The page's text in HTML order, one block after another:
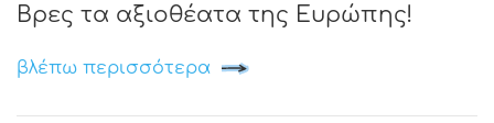
Βρες τα αξιοθέατα της Ευρώπης!
βλέπω περισσότερα